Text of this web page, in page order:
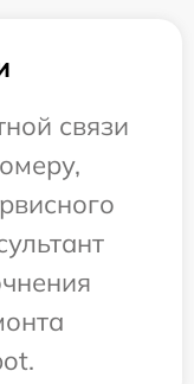
связи